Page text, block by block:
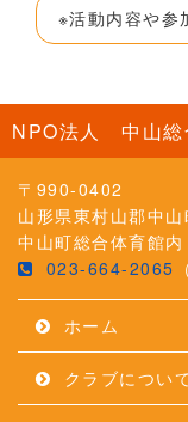
※活動内容や参
NPO法人 中山総
〒990-0402
山形県東村山郡中
中山町総合体育館内
023-664-2065
ホーム
クラブについ